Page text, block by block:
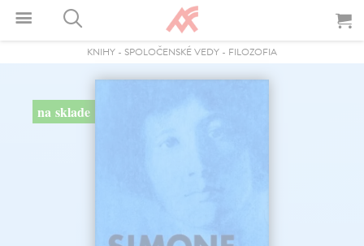
KNIHY - SPOLOČENSKÉ VEDY - FILOZOFIA
na sklade